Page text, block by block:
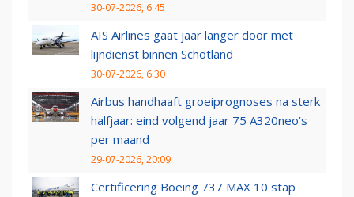
30-07-2026, 6:45
AIS Airlines gaat jaar langer door met
lijndienst binnen Schotland
30-07-2026, 6:30
Airbus handhaaft groeiprognoses na sterk
halfjaar: eind volgend jaar 75 A320neo’s
per maand
29-07-2026, 20:09
Certificering Boeing 737 MAX 10 stap